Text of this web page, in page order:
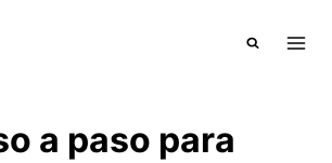
a paso para